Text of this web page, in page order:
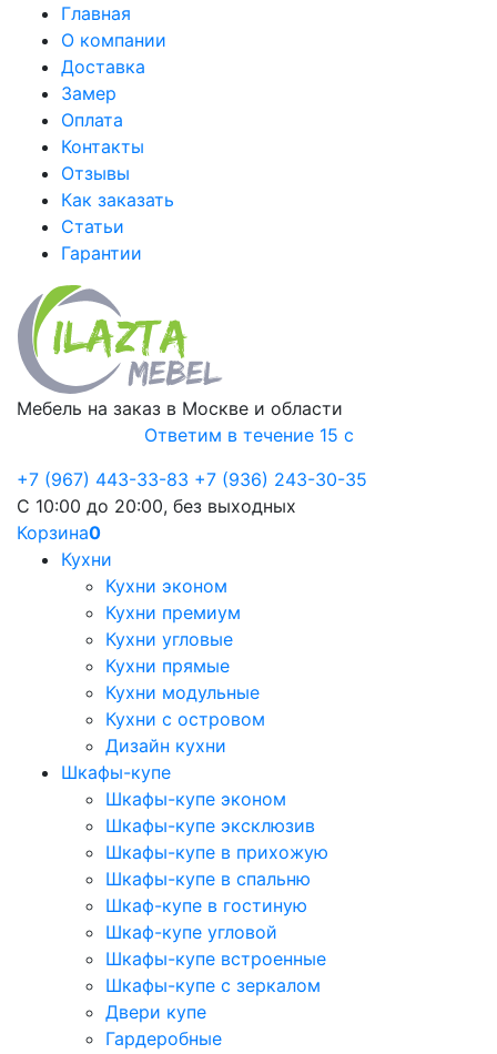
Главная
О компании
Доставка
Замер
Оплата
Контакты
Отзывы
Как заказать
Статьи
Гарантии
Мебель на заказ в Москве и области
Ответим в течение 15 с
+7 (967) 443-33-83 +7 (936) 243-30-35
С 10:00 до 20:00, без выходных
Корзина0
Кухни
Кухни эконом
Кухни премиум
Кухни угловые
Кухни прямые
Кухни модульные
Кухни с островом
Дизайн кухни
Шкафы-купе
Шкафы-купе эконом
Шкафы-купе эксклюзив
Шкафы-купе в прихожую
Шкафы-купе в спальню
Шкаф-купе в гостиную
Шкаф-купе угловой
Шкафы-купе встроенные
Шкафы-купе с зеркалом
Двери купе
Гардеробные